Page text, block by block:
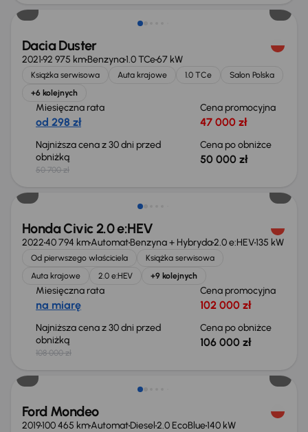
Dacia Duster
202192 975 kmBenzyna1.0 TCe67 kW
Książka serwisowa Auta krajowe 1.0 TCe
Salon Polska
+6 kolejnych
Miesięczna rata
od 298 zł
Cena promocyjna
47 000 zł
Najniższa cena z 30 dni przed
obniżką
50 700 zł
Cena po obniżce
50 000 zł
Taniej o 2 000 zł
Honda Civic 2.0 e:HEV
202240 794 kmAutomatBenzyna + Hybryda2.0 e:HEV135 kW
Od pierwszego właściciela
Książka serwisowa
Auta krajowe
2.0 e:HEV +9 kolejnych
Miesięczna rata
na miarę
Cena promocyjna
102 000 zł
Najniższa cena z 30 dni przed
obniżką
108 000 zł
Cena po obniżce
106 000 zł
Ford Mondeo
2019100 465 kmAutomatDiesel2.0 EcoBlue140 kW